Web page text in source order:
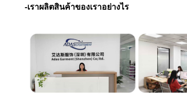
-เราผลิตสินค้าของเราอย่างไร